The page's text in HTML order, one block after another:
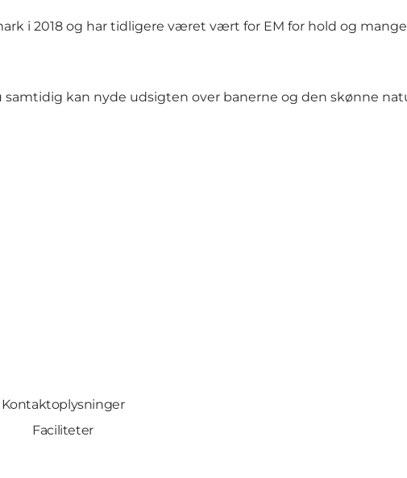
i 2018 og har tidligere været vært for EM for hold og
kan nyde udsigten over banerne og den skønne
Kontaktoplysninger
Faciliteter